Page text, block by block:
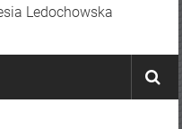
Ledochowska